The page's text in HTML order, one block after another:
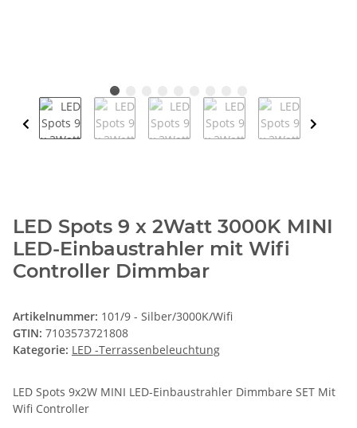
LED Spots 9 x 2Watt 3000K MINI
LED-Einbaustrahler mit Wifi
Controller Dimmbar
Artikelnummer: 101/9 - Silber/3000K/Wifi
GTIN: 7103573721808
Kategorie: LED -Terrassenbeleuchtung
LED Spots 9x2W MINI LED-Einbaustrahler Dimmbare SET Mit
Wifi Controller